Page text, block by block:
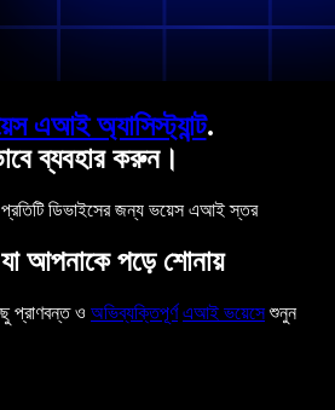
এআই অ্যাসিস্ট্যান্ট.
ব্যবহার করুন।
ডিভাইসের জন্য ভয়েস এআই স্তর
আপনাকে পড়ে শোনায়
প্রাণবন্ত ও অভিব্যক্তিপূর্ণ এআই ভয়েসেশুনুন